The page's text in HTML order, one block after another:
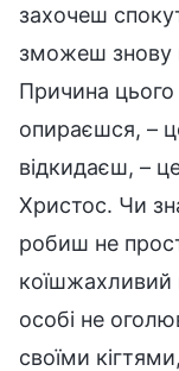
захочеш
зможеш знову
Причина
опираєшся, –
відкидаєш, –
Христос. Чи
робиш не
коїшжахливий
особі не
своїми